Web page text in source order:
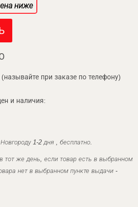
ниже
при заказе по телефону)
и наличия:
1-2 дня , бесплатно.
тот же день, если товар есть в выбранном
нет в выбранном пункте выдачи -